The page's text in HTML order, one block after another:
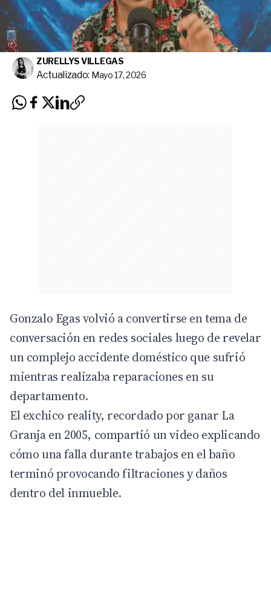
ZURELLYS VILLEGAS
Actualizado: Mayo 17, 2026
Gonzalo Egasvolvió a convertirse en tema de
conversación en redes sociales luego de revelar
un complejo accidente doméstico que sufrió
mientras realizaba reparaciones en su
departamento.
El exchico reality, recordado por ganar La
Granjaen 2005, compartió un video explicando
cómo una falla durante trabajos en el baño
terminó provocando filtraciones y daños
dentro del inmueble.